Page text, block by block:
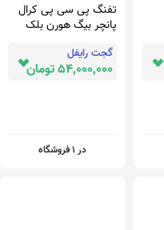
تفنگ پی سی پی کرال
پانچر بیگ هورن بلک
کامل (با مجوز
فدراسیون)
گجت رایفل
54,000,000 تومان
در 1 فروشگاه